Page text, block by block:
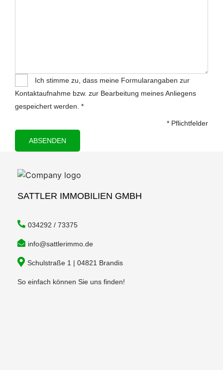
Ich stimme zu, dass meine Formularangaben zur
Kontaktaufnahme bzw. zur Bearbeitung meines Anliegens
gespeichert werden. *
* Pflichtfelder
SATTLER IMMOBILIEN GMBH
034292 / 73375
info@sattlerimmo.de
Schulstraße 1 | 04821 Brandis
So einfach können Sie uns finden!